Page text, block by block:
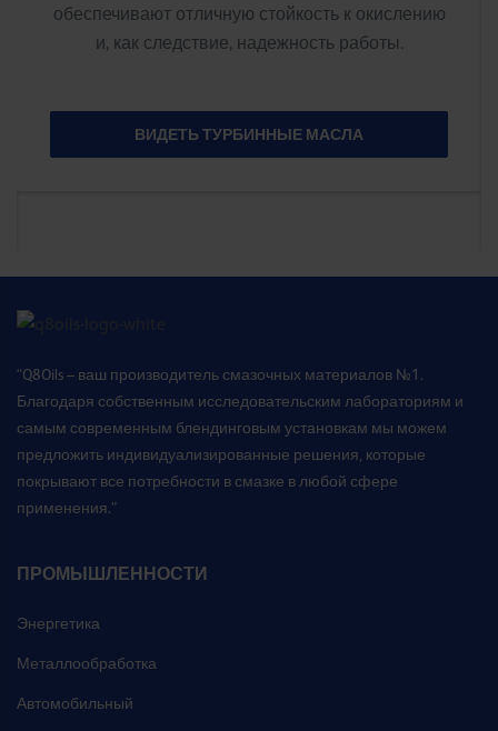
обеспечивают отличную стойкость к окислению
и, как следствие, надежность работы.
ВИДЕТЬ ТУРБИННЫЕ МАСЛА
“Q8Oils – ваш производитель смазочных материалов №1.
Благодаря собственным исследовательским лабораториям и
самым современным блендинговым установкам мы можем
предложить индивидуализированные решения, которые
покрывают все потребности в смазке в любой сфере
применения.”
ПРОМЫШЛЕННОСТИ
Энергетика
Металлообработка
Автомобильный